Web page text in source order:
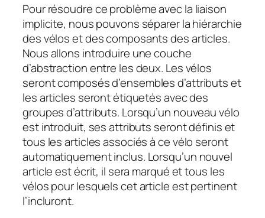
Pour résoudre ce problème avec la liaison
implicite, nous pouvons séparer la hiérarchie
des vélos et des composants des articles.
Nous allons introduire une couche
d’abstraction entre les deux. Les vélos
seront composés d’ensembles d’attributs et
les articles seront étiquetés avec des
groupes d’attributs. Lorsqu’un nouveau vélo
est introduit, ses attributs seront définis et
tous les articles associés à ce vélo seront
automatiquement inclus. Lorsqu’un nouvel
article est écrit, il sera marqué et tous les
vélos pour lesquels cet article est pertinent
l’incluront.